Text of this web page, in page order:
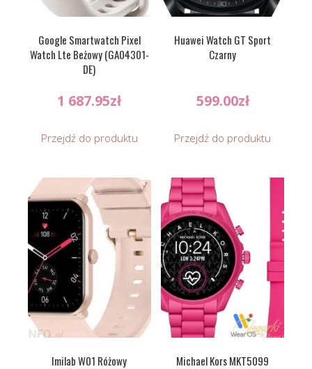
Google Smartwatch Pixel
Watch Lte Beżowy (GA04301-
DE)
1 687.95zł
Przejdź do produktu
Huawei Watch GT Sport
Czarny
599.00zł
Przejdź do produktu
Imilab W01 Różowy Michael Kors MKT5099